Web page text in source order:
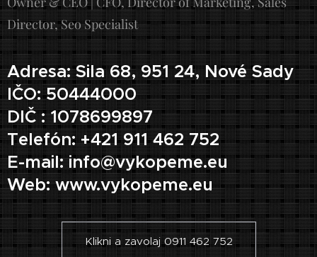
Director, Seo Specialist
Adresa: Sila 68, 951 24, Nové Sady
IČO: 50444000
DIČ : 1078699897
Telefón: +421 911 462 752
E-mail: info@vykopeme.eu
Web: www.vykopeme.eu
Klikni a zavolaj 0911 462 752